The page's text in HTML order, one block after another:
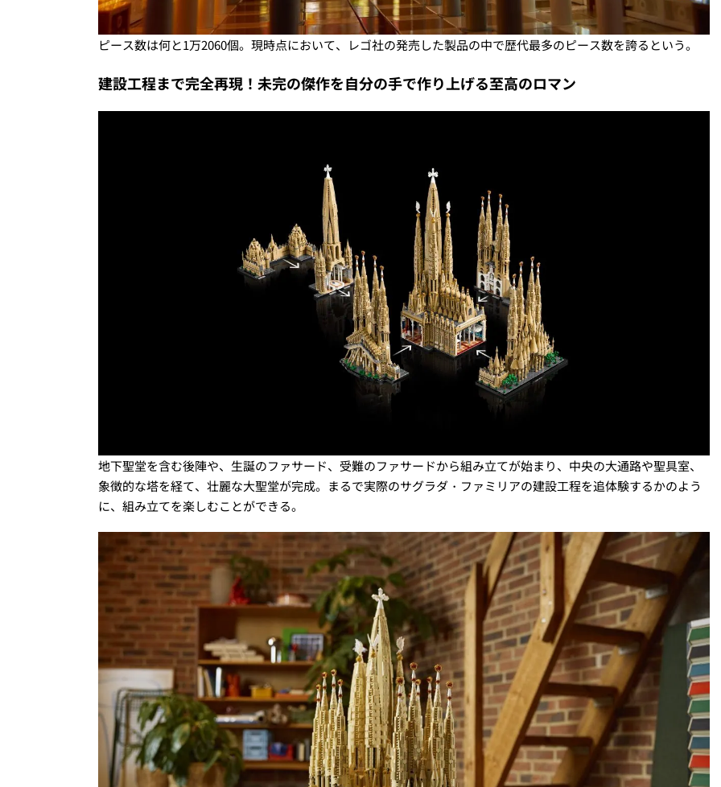
ピース数は何と1万2060個。現時点において、レゴ社の発売した製品の中で歴代最多のピース数を誇るという。
建設工程まで完全再現！未完の傑作を自分の手で作り上げる至高のロマン
地下聖堂を含む後陣や、生誕のファサード、受難のファサードから組み立てが始まり、中央の大通路や聖具室、
象徴的な塔を経て、壮麗な大聖堂が完成。まるで実際のサグラダ・ファミリアの建設工程を追体験するかのよう
に、組み立てを楽しむことができる。